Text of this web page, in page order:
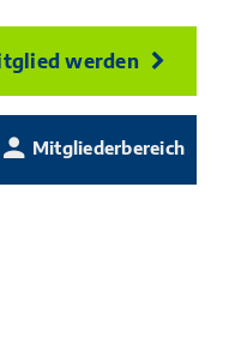
werden
Mitgliederbereich